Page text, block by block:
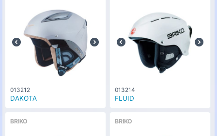
013212
DAKOTA
013214
FLUID
BRIKO BRIKO